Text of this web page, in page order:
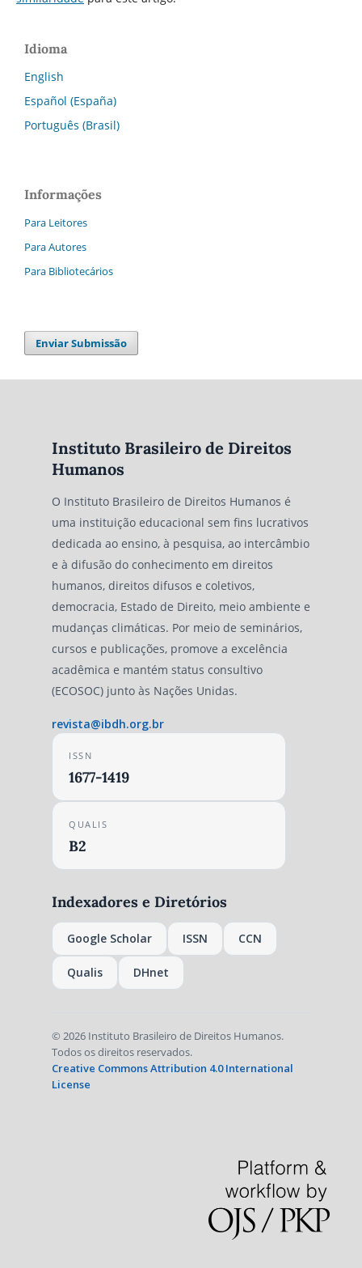
Idioma
English
Español (España)
Português (Brasil)
Informações
Para Leitores
Para Autores
Para Bibliotecários
Enviar Submissão
Instituto Brasileiro de Direitos
Humanos
O Instituto Brasileiro de Direitos Humanos é
uma instituição educacional sem fins lucrativos
dedicada ao ensino, à pesquisa, ao intercâmbio
e à difusão do conhecimento em direitos
humanos, direitos difusos e coletivos,
democracia, Estado de Direito, meio ambiente e
mudanças climáticas. Por meio de seminários,
cursos e publicações, promove a excelência
acadêmica e mantém status consultivo
(ECOSOC) junto às Nações Unidas.
revista@ibdh.org.br
ISSN
1677-1419
QUALIS
B2
Indexadores e Diretórios
Google Scholar ISSN CCN
Qualis DHnet
© 2026 Instituto Brasileiro de Direitos Humanos.
Todos os direitos reservados.
Creative Commons Attribution 4.0 International
License